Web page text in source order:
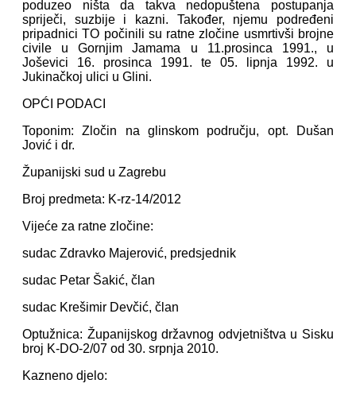
poduzeo ništa da takva nedopuštena postupanja
spriječi, suzbije i kazni. Također, njemu podređeni
pripadnici TO počinili su ratne zločine usmrtivši brojne
civile u Gornjim Jamama u 11.prosinca 1991., u
Joševici 16. prosinca 1991. te 05. lipnja 1992. u
Jukinačkoj ulici u Glini.
OPĆI PODACI
Toponim: Zločin na glinskom području, opt. Dušan
Jović i dr.
Županijski sud u Zagrebu
Broj predmeta: K-rz-14/2012
Vijeće za ratne zločine:
sudac Zdravko Majerović, predsjednik
sudac Petar Šakić, član
sudac Krešimir Devčić, član
Optužnica: Županijskog državnog odvjetništva u Sisku
broj K-DO-2/07 od 30. srpnja 2010.
Kazneno djelo: